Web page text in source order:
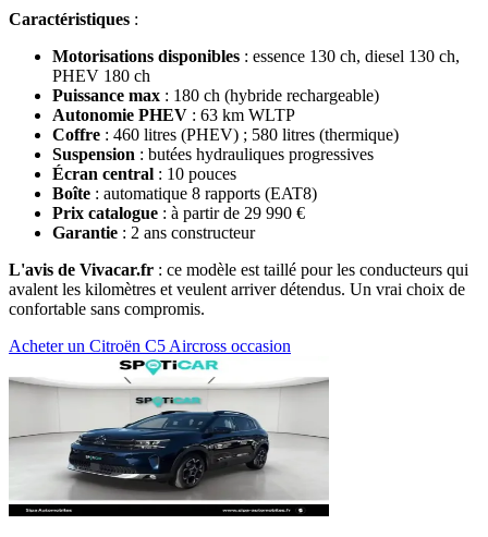
Caractéristiques :
Motorisations disponibles : essence 130 ch, diesel 130 ch,
PHEV 180 ch
Puissance max : 180 ch (hybride rechargeable)
Autonomie PHEV : 63 km WLTP
Coffre : 460 litres (PHEV) ; 580 litres (thermique)
Suspension : butées hydrauliques progressives
Écran central : 10 pouces
Boîte : automatique 8 rapports (EAT8)
Prix catalogue : à partir de 29 990 €
Garantie : 2 ans constructeur
L'avis de Vivacar.fr : ce modèle est taillé pour les conducteurs qui
avalent les kilomètres et veulent arriver détendus. Un vrai choix de
confortable sans compromis.
Acheter un Citroën C5 Aircross occasion